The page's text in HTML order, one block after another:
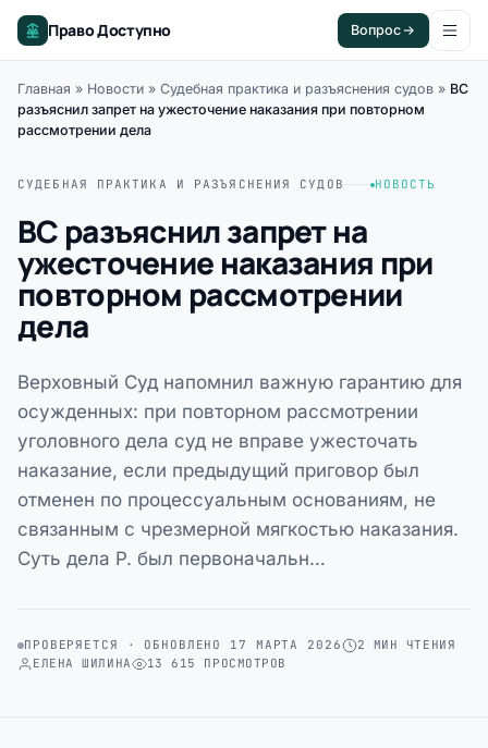
Право Доступно Вопрос
Главная » Новости » Судебная практика и разъяснения судов » ВС
разъяснил запрет на ужесточение наказания при повторном
рассмотрении дела
СУДЕБНАЯ ПРАКТИКА И РАЗЪЯСНЕНИЯ СУДОВ НОВОСТЬ
ВС разъяснил запрет на
ужесточение наказания при
повторном рассмотрении
дела
Верховный Суд напомнил важную гарантию для
осужденных: при повторном рассмотрении
уголовного дела суд не вправе ужесточать
наказание, если предыдущий приговор был
отменен по процессуальным основаниям, не
связанным с чрезмерной мягкостью наказания.
Суть дела Р. был первоначальн…
ПРОВЕРЯЕТСЯ · ОБНОВЛЕНО 17 МАРТА 2026
2 МИН ЧТЕНИЯ
ЕЛЕНА ШИЛИНА
13 615 ПРОСМОТРОВ